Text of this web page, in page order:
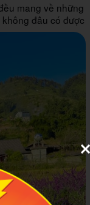
mang về những
đâu có được